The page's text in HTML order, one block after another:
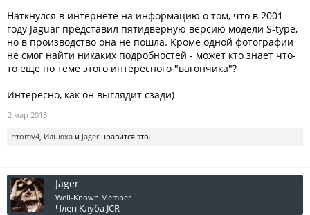
Наткнулся в интернете на информацию о том, что в 2001
году Jaguar представил пятидверную версию модели S-type,
но в производство она не пошла. Кроме одной фотографии
не смог найти никаких подробностей - может кто знает что-
то еще по теме этого интересного "вагончика"?
Интересно, как он выглядит сзади)
2 мар 2018
rrromy4, Ильюха и Jagerнравится это.
Jager
Well-Known Member
Член Клуба JCR